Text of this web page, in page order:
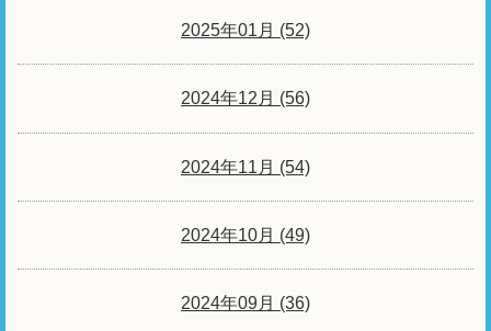
2025年01月 (52)
2024年12月 (56)
2024年11月 (54)
2024年10月 (49)
2024年09月 (36)